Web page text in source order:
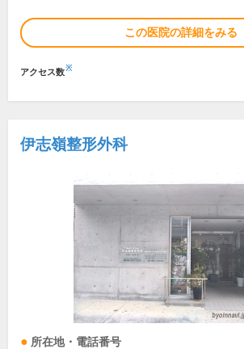
この医院の詳細をみる
アクセス数※
伊志嶺整形外科
所在地・電話番号